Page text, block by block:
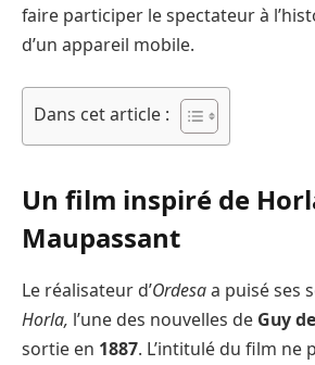
faire participer le spectateur à
d’un appareil mobile.
Dans cet article :
Un film inspiré de
Maupassant
Le réalisateur d’Ordesaa puisé ses
Horla, l’une des nouvelles de Guy
sortie en 1887. L’intitulé du film ne